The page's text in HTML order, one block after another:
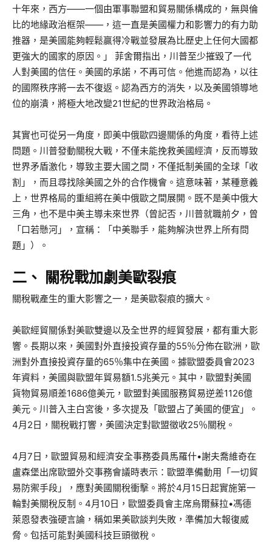
十年來，西方——一個由軍事聯盟和貿易關係構成的，無與倫
比的地緣政治框架——，這一直是美國權力和影響力的有力助
推器，是美國能夠輕鬆贏得冷戰並發展為比歷史上任何大國都
更強大的國家的原因。」 菲舍爾指出，川普至少摧毀了一代
人對美國的信任。美國的承諾，不再可信。他進而認為，以往
的國際秩序將一去不復返。認為西方的消失，以及美國領導地
位的崩潰，將極大地改變21世紀的世界政治格局。
其實也可從另一角度，即美中俄歐四邊關係的角度，看待上述
問題。川普發動關稅大戰，不僅未能挽救美國經濟，反而導致
世界矛盾激化，導致主要大國之間，不僅抵制美國的全球「收
割」，而且尋找除美國之外的合作機會。這意味著，某種意義
上，世界格局的重組將在美中俄歐之間展開。既不是美中俄大
三角，也不是中美主導未來世界（曾記否，川普就職前夕，曾
「口若懸河」，宣稱：「中美聯手，能夠解決世界上所有問
題」）。
二、 關稅戰加劇美歐裂痕
關稅戰產生的重大影響之一，是美歐裂痕的擴大。
美歐經貿關係對美歐雙邊以及全世界的經貿發展，都有重大影
響。長期以來，美國對外直接投資存量的55％分佈在歐洲，歐
洲對外直接投資存量的65％集中在美國。據歐盟委員會2023
年資料，美國與歐盟年貿易額1.5兆美元。其中，歐盟對美國
貨物貿易順差1686億美元，歐盟對美國服務貿易逆差1126億
美元。川普入主白宮後，多次提及「歐盟占了美國的便宜」。
4月2日，關稅戰打響，美國決定對歐盟徵收25％關稅。
4月7日，歐盟貿易和經濟安全事務委員馬羅什•謝夫喬維奇在
盧森堡出席歐盟外交事務會議時表示：歐盟準備動用「一切貿
易防禦手段」，應對美國關稅衝擊。將於4月15日起實施第一
輪對美關稅反制。4月10日，歐盟委員會主席烏爾蘇拉•馮德
萊恩發表強硬言論，稱如果美歐談判失敗，準備加大報復威
脅。包括可能對美國科技巨頭徵稅。